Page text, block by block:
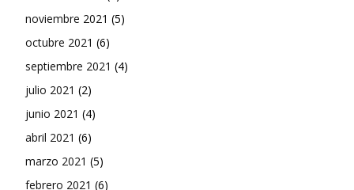
noviembre 2021 (5)
octubre 2021 (6)
septiembre 2021 (4)
julio 2021 (2)
junio 2021 (4)
abril 2021 (6)
marzo 2021 (5)
febrero 2021 (6)